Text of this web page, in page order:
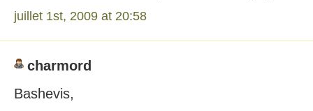
juillet 1st, 2009 at 20:58
charmord
Bashevis,